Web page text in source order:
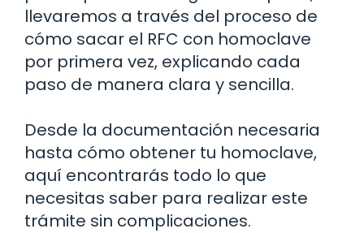
llevaremos a través del proceso de
cómo sacar el RFC con homoclave
por primera vez, explicando cada
paso de manera clara y sencilla.
Desde la documentación necesaria
hasta cómo obtener tu homoclave,
aquí encontrarás todo lo que
necesitas saber para realizar este
trámite sin complicaciones.